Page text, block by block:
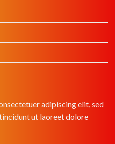
adipiscing elit, sed
ut laoreet dolore